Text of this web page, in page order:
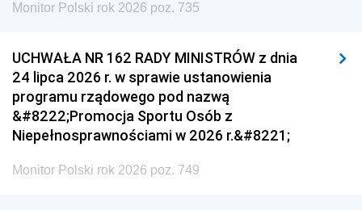
Monitor Polski rok 2026 poz. 735
UCHWAŁA NR 162 RADY MINISTRÓW z dnia
24 lipca 2026 r. w sprawie ustanowienia
programu rządowego pod nazwą
&#8222;Promocja Sportu Osób z
Niepełnosprawnościami w 2026 r.&#8221;
Monitor Polski rok 2026 poz. 749